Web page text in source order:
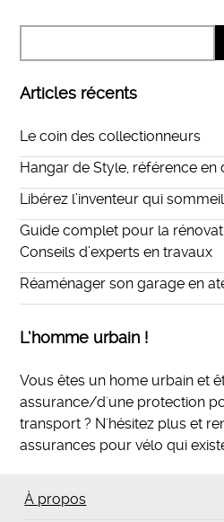
Articles récents
Le coin des collectionneurs
Hangar de Style, référence en
Libérez l’inventeur qui
Guide complet pour la
Conseils d’experts en travaux
Réaménager son garage en
L’homme urbain !
Vous êtes un home urbain et
assurance/d'une protection
transport ? N'hésitez plus et
assurances pour vélo qui
À propos